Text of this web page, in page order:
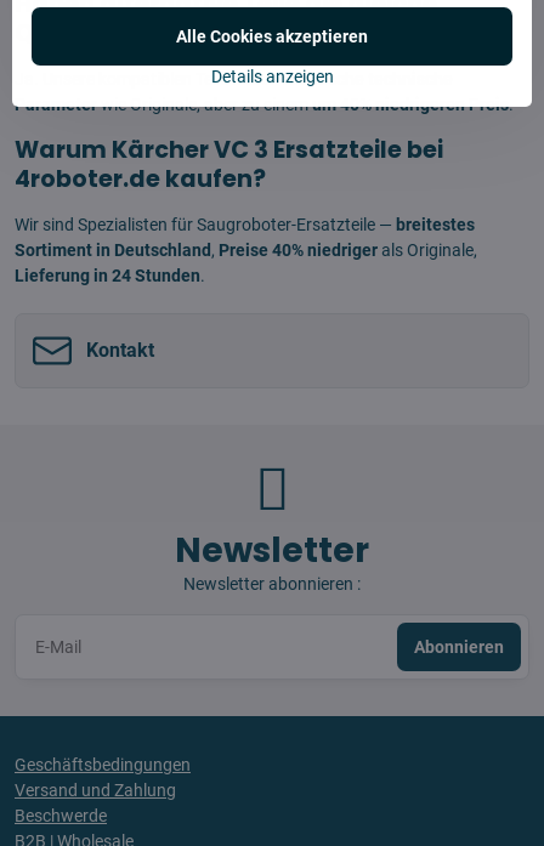
Qualität wie Originale?
Ja. Unsere kompatiblen Teile habenidentische technische
Parameterwie Originale, aber zu einemum 40% niedrigeren Preis.
Warum Kärcher VC 3 Ersatzteile bei
4roboter.de kaufen?
Wir sind Spezialisten für Saugroboter-Ersatzteile — breitestes
Sortiment in Deutschland, Preise 40% niedriger als Originale,
Lieferung in 24 Stunden.
Kontakt
Newsletter
Newsletter abonnieren :
Abonnieren
Geschäftsbedingungen
Versand und Zahlung
Beschwerde
B2B | Wholesale
Details anzeigen
Alle Cookies akzeptieren